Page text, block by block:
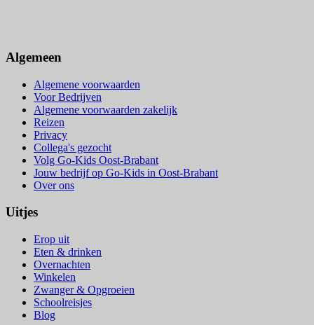
Algemeen
Algemene voorwaarden
Voor Bedrijven
Algemene voorwaarden zakelijk
Reizen
Privacy
Collega's gezocht
Volg Go-Kids Oost-Brabant
Jouw bedrijf op Go-Kids in Oost-Brabant
Over ons
Uitjes
Erop uit
Eten & drinken
Overnachten
Winkelen
Zwanger & Opgroeien
Schoolreisjes
Blog